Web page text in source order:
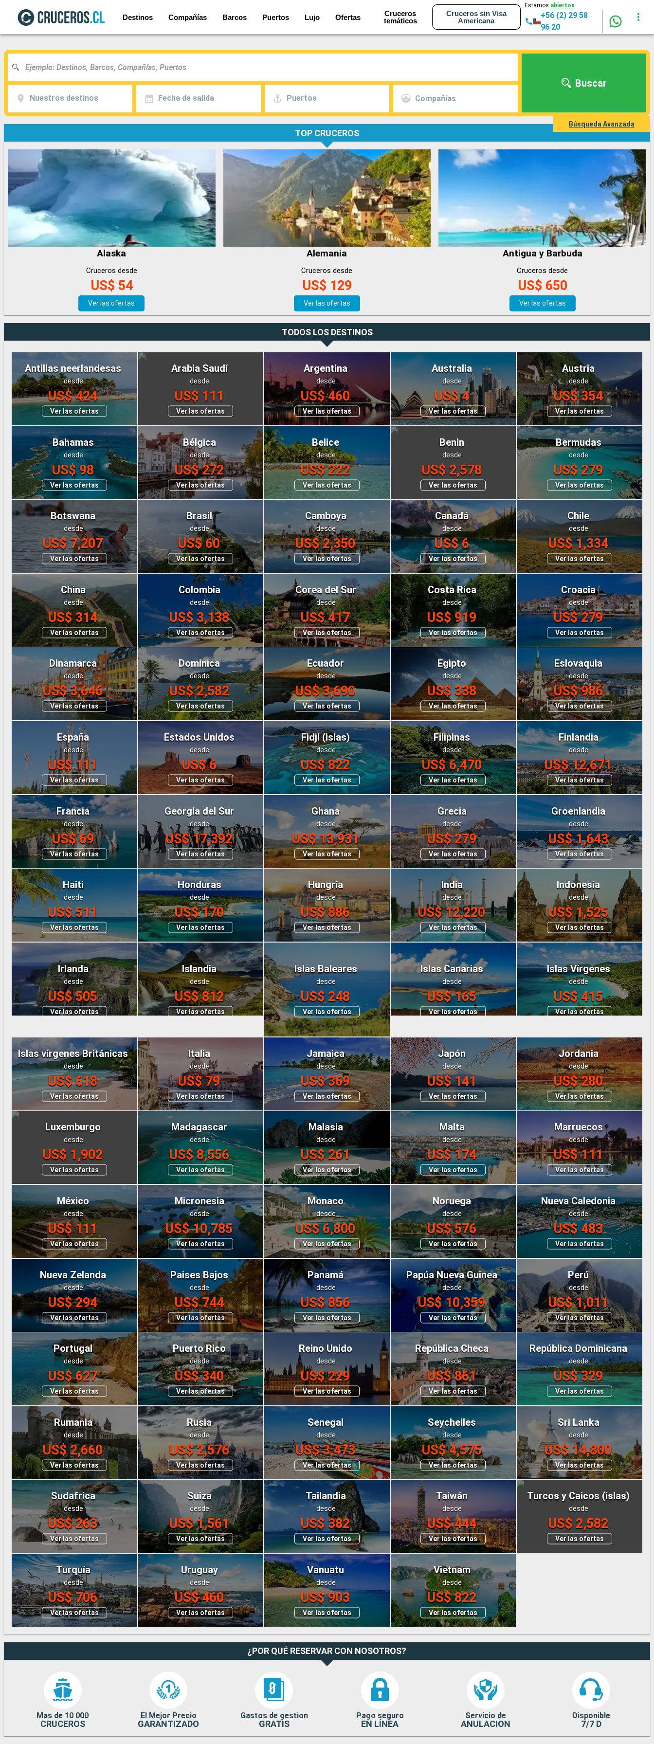
Destinos Compañías Barcos Puertos Lujo Ofertas
Cruceros
temáticos
Cruceros sin Visa
Americana
Estamos abiertos
+56 (2) 29 58
96 20
Nuestros destinos Fecha de salida Puertos Compañías
Buscar
Búsqueda Avanzada
TOP CRUCEROS
Alaska
Cruceros desde
US$ 54
Ver las ofertas
Alemania
Cruceros desde
US$ 129
Ver las ofertas
Antigua y Barbuda
Cruceros desde
US$ 650
Ver las ofertas
TODOS LOS DESTINOS
Antillas neerlandesas
desde
US$ 424
Ver las ofertas
Arabia Saudí
desde
US$ 111
Ver las ofertas
Argentina
desde
US$ 460
Ver las ofertas
Australia
desde
US$ 4
Ver las ofertas
Austria
desde
US$ 354
Ver las ofertas
Bahamas
desde
US$ 98
Ver las ofertas
Bélgica
desde
US$ 272
Ver las ofertas
Belice
desde
US$ 222
Ver las ofertas
Benin
desde
US$ 2,578
Ver las ofertas
Bermudas
desde
US$ 279
Ver las ofertas
Botswana
desde
US$ 7,207
Ver las ofertas
Brasil
desde
US$ 60
Ver las ofertas
Camboya
desde
US$ 2,350
Ver las ofertas
Canadá
desde
US$ 6
Ver las ofertas
Chile
desde
US$ 1,334
Ver las ofertas
China
desde
US$ 314
Ver las ofertas
Colombia
desde
US$ 3,138
Ver las ofertas
Corea del Sur
desde
US$ 417
Ver las ofertas
Costa Rica
desde
US$ 919
Ver las ofertas
Croacia
desde
US$ 279
Ver las ofertas
Dinamarca
desde
US$ 3,646
Ver las ofertas
Dominica
desde
US$ 2,582
Ver las ofertas
Ecuador
desde
US$ 3,690
Ver las ofertas
Egipto
desde
US$ 338
Ver las ofertas
Eslovaquia
desde
US$ 986
Ver las ofertas
España
desde
US$ 111
Ver las ofertas
Estados Unidos
desde
US$ 6
Ver las ofertas
Fidji (islas)
desde
US$ 822
Ver las ofertas
Filipinas
desde
US$ 6,470
Ver las ofertas
Finlandia
desde
US$ 12,671
Ver las ofertas
Francia
desde
US$ 69
Ver las ofertas
Georgia del Sur
desde
US$ 17,392
Ver las ofertas
Ghana
desde
US$ 13,931
Ver las ofertas
Grecia
desde
US$ 279
Ver las ofertas
Groenlandia
desde
US$ 1,643
Ver las ofertas
Haiti
desde
US$ 511
Ver las ofertas
Honduras
desde
US$ 170
Ver las ofertas
Hungría
desde
US$ 886
Ver las ofertas
India
desde
US$ 12,220
Ver las ofertas
Indonesia
desde
US$ 1,525
Ver las ofertas
Irlanda
desde
US$ 505
Ver las ofertas
Islandia
desde
US$ 812
Ver las ofertas
Islas Baleares
desde
US$ 248
Ver las ofertas
Islas Canarias
desde
US$ 165
Ver las ofertas
Islas Vírgenes
desde
US$ 415
Ver las ofertas
Islas vírgenes Británicas
desde
US$ 618
Ver las ofertas
Italia
desde
US$ 79
Ver las ofertas
Jamaica
desde
US$ 369
Ver las ofertas
Japón
desde
US$ 141
Ver las ofertas
Jordania
desde
US$ 280
Ver las ofertas
Luxemburgo
desde
US$ 1,902
Ver las ofertas
Madagascar
desde
US$ 8,556
Ver las ofertas
Malasia
desde
US$ 261
Ver las ofertas
Malta
desde
US$ 174
Ver las ofertas
Marruecos
desde
US$ 111
Ver las ofertas
México
desde
US$ 111
Ver las ofertas
Micronesia
desde
US$ 10,785
Ver las ofertas
Monaco
desde
US$ 6,800
Ver las ofertas
Noruega
desde
US$ 576
Ver las ofertas
Nueva Caledonia
desde
US$ 483
Ver las ofertas
Nueva Zelanda
desde
US$ 294
Ver las ofertas
Paises Bajos
desde
US$ 744
Ver las ofertas
Panamá
desde
US$ 856
Ver las ofertas
Papúa Nueva Guinea
desde
US$ 10,359
Ver las ofertas
Perú
desde
US$ 1,011
Ver las ofertas
Portugal
desde
US$ 627
Ver las ofertas
Puerto Rico
desde
US$ 340
Ver las ofertas
Reino Unido
desde
US$ 229
Ver las ofertas
República Checa
desde
US$ 861
Ver las ofertas
República Dominicana
desde
US$ 329
Ver las ofertas
Rumania
desde
US$ 2,660
Ver las ofertas
Rusia
desde
US$ 2,576
Ver las ofertas
Senegal
desde
US$ 3,473
Ver las ofertas
Seychelles
desde
US$ 4,575
Ver las ofertas
Sri Lanka
desde
US$ 14,800
Ver las ofertas
Sudafrica
desde
US$ 263
Ver las ofertas
Suiza
desde
US$ 1,561
Ver las ofertas
Tailandia
desde
US$ 382
Ver las ofertas
Taiwán
desde
US$ 444
Ver las ofertas
Turcos y Caicos (islas)
desde
US$ 2,582
Ver las ofertas
Turquía
desde
US$ 706
Ver las ofertas
Uruguay
desde
US$ 460
Ver las ofertas
Vanuatu
desde
US$ 903
Ver las ofertas
Vietnam
desde
US$ 822
Ver las ofertas
¿POR QUÉ RESERVAR CON NOSOTROS?
Mas de 10 000
CRUCEROS
El Mejor Precio
GARANTIZADO
Gastos de gestion
GRATIS
Pago seguro
EN LÍNEA
Servicio de
ANULACION
Disponible
7/7 D